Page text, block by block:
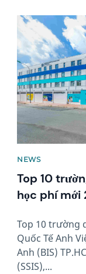
News image
NEWS
Top 10
học phí mới
Top 10 trường
Quốc Tế Anh
Anh (BIS)
(SSIS),...